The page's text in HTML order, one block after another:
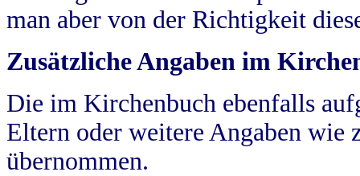
man aber von der Richtigkeit
Zusätzliche Angaben im
Die im Kirchenbuch ebenfalls
Eltern oder weitere Angaben wie
übernommen.